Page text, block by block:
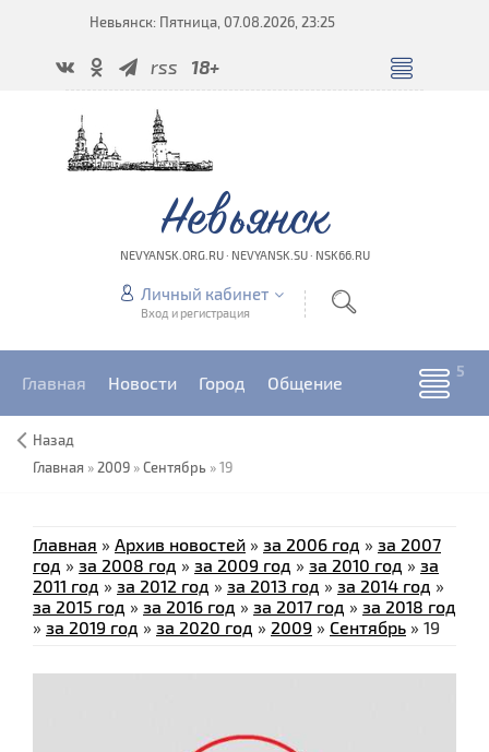
Невьянск: Пятница, 07.08.2026, 23:25
rss 18+
Невьянск
NEVYANSK.ORG.RU · NEVYANSK.SU · NSK66.RU
Личный кабинет
Вход и регистрация
Главная Новости Город Общение
Назад
Главная » 2009 »Сентябрь »19
Главная » Архив новостей » за 2006 год » за 2007
год » за 2008 год » за 2009 год » за 2010 год » за
2011 год » за 2012 год » за 2013 год » за 2014 год »
за 2015 год » за 2016 год » за 2017 год » за 2018 год
» за 2019 год » за 2020 год » 2009 » Сентябрь » 19